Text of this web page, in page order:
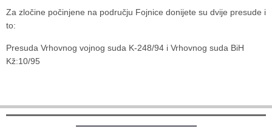
Za zločine počinjene na području Fojnice donijete su dvije presude i
to:
Presuda Vrhovnog vojnog suda K-248/94 i Vrhovnog suda BiH
Kž:10/95